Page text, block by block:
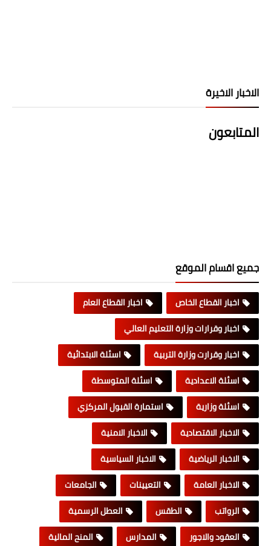
الاخبار الاخيرة
المتابعون
جميع اقسام الموقع
اخبار القطاع الخاص
اخبار القطاع العام
اخبار وقرارات وزارة التعليم العالي
اخبار وقرارت وزارة التربية
اسئلة الابتدائية
اسئلة الاعدادية
اسئلة المتوسطة
اسئلة وزارية
استمارة القبول المركزي
الاخبار الاقتصادية
الاخبار الامنية
الاخبار الرياضية
الاخبار السياسية
الاخبار العامة
التعيينات
الجامعات
الرواتب
الطقس
العطل الرسمية
العقود والاجور
المدارس
المنح المالية